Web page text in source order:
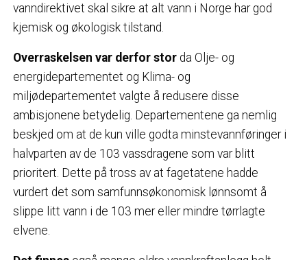
vanndirektivet skal sikre at alt vann i Norge har god
kjemisk og økologisk tilstand.
Overraskelsen var derfor stor da Olje- og
energidepartementet og Klima- og
miljødepartementet valgte å redusere disse
ambisjonene betydelig. Departementene ga nemlig
beskjed om at de kun ville godta minstevannføringer i
halvparten av de 103 vassdragene som var blitt
prioritert. Dette på tross av at fagetatene hadde
vurdert det som samfunnsøkonomisk lønnsomt å
slippe litt vann i de 103 mer eller mindre tørrlagte
elvene.